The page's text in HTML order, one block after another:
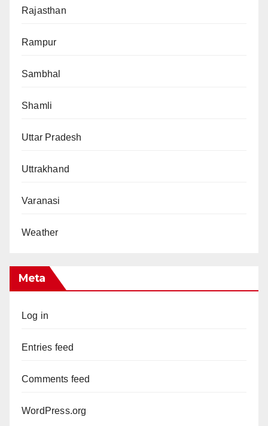
Rajasthan
Rampur
Sambhal
Shamli
Uttar Pradesh
Uttrakhand
Varanasi
Weather
Meta
Log in
Entries feed
Comments feed
WordPress.org